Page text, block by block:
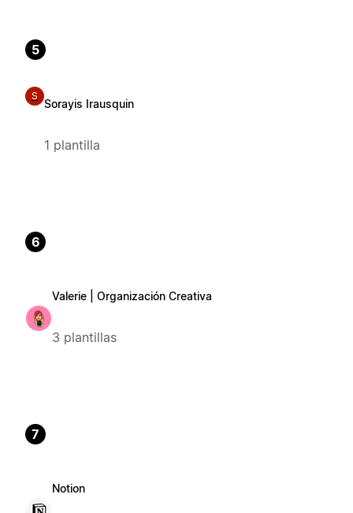
5
S
Sorayis Irausquin
1 plantilla
6
Valerie | Organización Creativa
3 plantillas
7
Notion